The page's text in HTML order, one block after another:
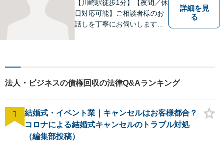
日・夜間相談可】
【川崎駅徒歩1分】【夜間／休
日対応可能】ご相談者様のお
話しを丁寧にお伺いします。
ブルに対応可能。【明確な料
金体系】法律トラブルでお悩
みの方は、お気軽にご相談く
ださい。
詳細を見
る
法人・ビジネスの債権回収の法律Q&Aランキング
1
結婚式・イベント業｜キャンセルはお客様都合？
コロナによる結婚式キャンセルのトラブル対処
（編集部投稿）